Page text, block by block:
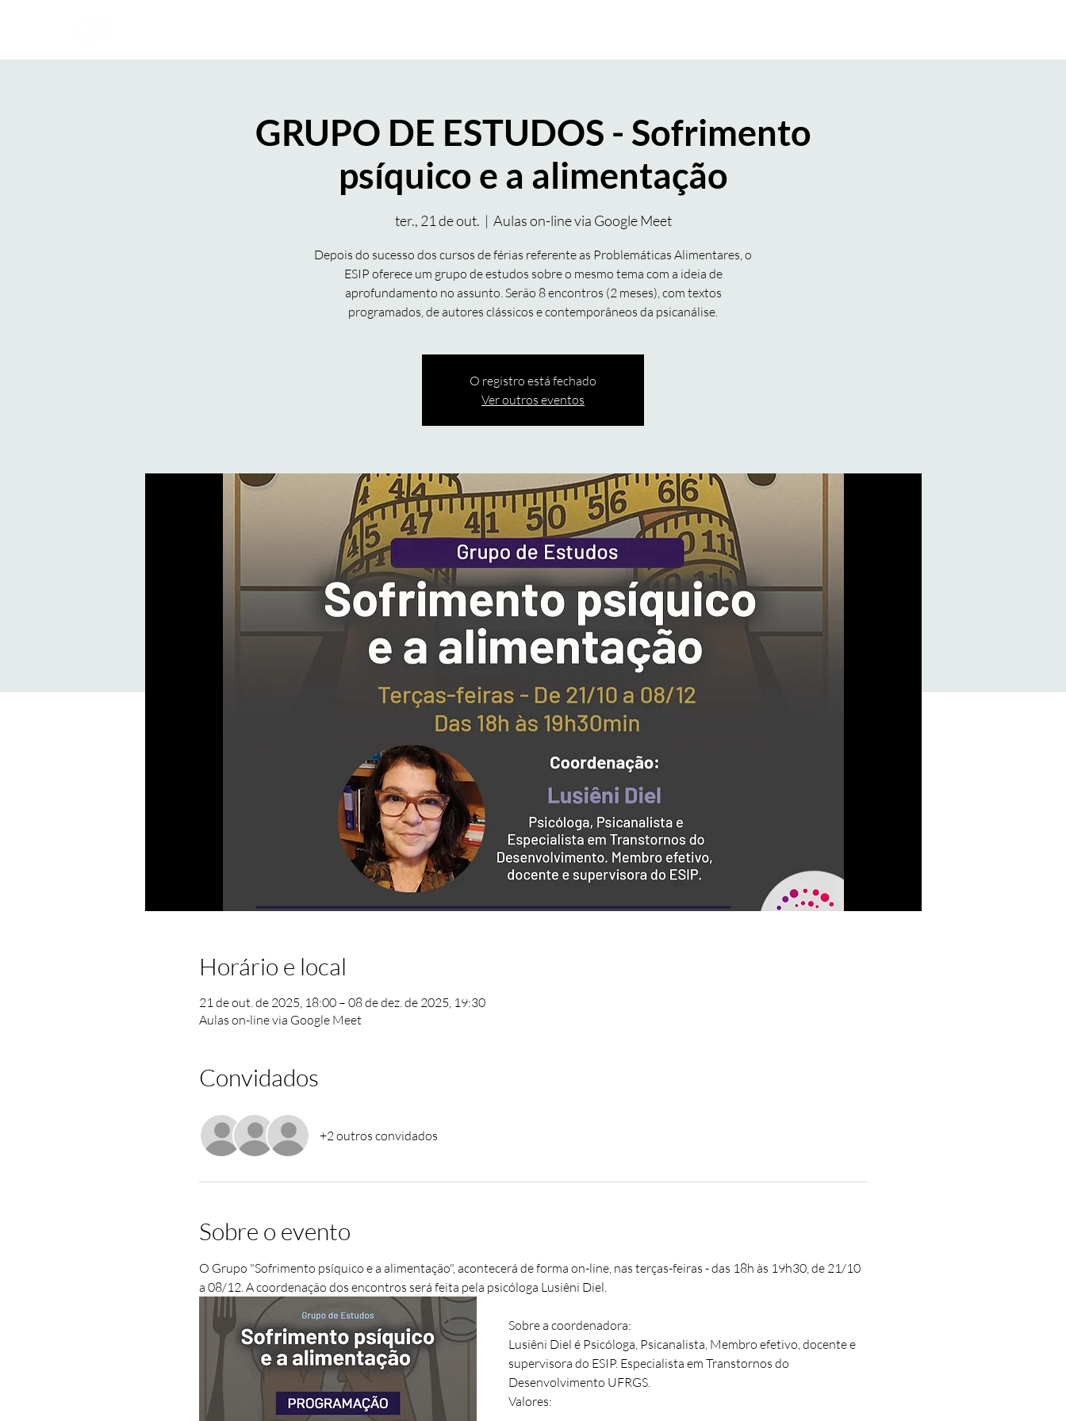
GRUPO DE ESTUDOS - Sofrimento
psíquico e a alimentação
ter., 21 de out.
  |
Aulas on-line via Google Meet
Depois do sucesso dos cursos de férias referente as Problemáticas Alimentares, o
ESIP oferece um grupo de estudos sobre o mesmo tema com a ideia de
aprofundamento no assunto. Serão 8 encontros (2 meses), com textos
programados, de autores clássicos e contemporâneos da psicanálise.
O registro está fechado
Ver outros eventos
Horário e local
21 de out. de 2025, 18:00 – 08 de dez. de 2025, 19:30
Aulas on-line via Google Meet
Convidados
+2 outros convidados
Sobre o evento
O Grupo "Sofrimento psíquico e a alimentação", acontecerá de forma on-line, nas terças-feiras - das 18h às 19h30, de 21/10
a 08/12. A coordenação dos encontros será feita pela psicóloga Lusiêni Diel.
Sobre a coordenadora:
Lusiêni Diel é Psicóloga, Psicanalista, Membro efetivo, docente e
supervisora do ESIP. Especialista em Transtornos do
Desenvolvimento UFRGS.
Valores: